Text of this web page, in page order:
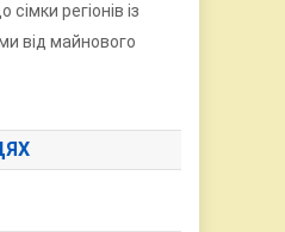
регіонів із
від майнового